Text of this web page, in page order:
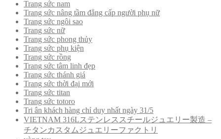
Trang sức nam
Trang sức nâng tầm đẳng cấp người phụ nữ
Trang sức ngôi sao
Trang sức nữ
Trang sức phong thủy
Trang sức phụ kiện
Trang sức rồng
Trang sức tâm linh đẹp
Trang sức thánh giá
Trang sức thời đại mới
Trang sức titan
Trang sức totoro
Tri ân khách hàng chỉ duy nhất ngày 31/5
VIETNAM 316Lステンレススチールジュエリー製造 –
チタンカスタムジュエリーファクトリ